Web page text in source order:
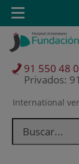
Saltar al contenido
Saltar
contenido
Selector
idioma
International
91 550 48
Privados:
Toggle
navigation